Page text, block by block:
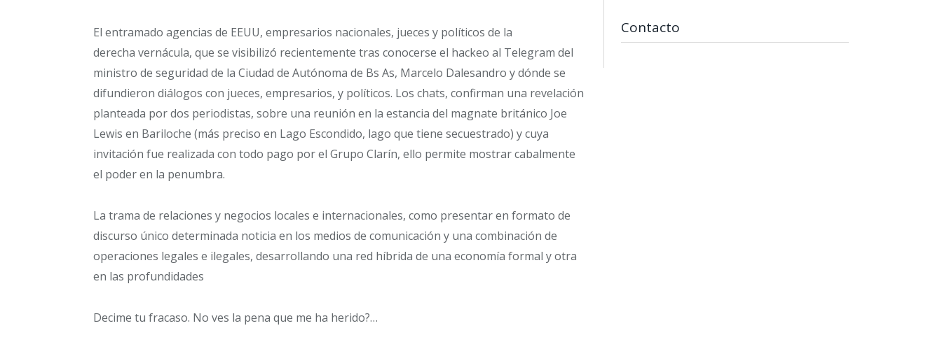
El entramado agencias de EEUU, empresarios nacionales, jueces y políticos de la
derecha vernácula, que se visibilizó recientemente tras conocerse el hackeo al Telegram del
ministro de seguridad de la Ciudad de Autónoma de Bs As, Marcelo Dalesandro y dónde se
difundieron diálogos con jueces, empresarios, y políticos. Los chats, confirman una revelación
planteada por dos periodistas, sobre una reunión en la estancia del magnate británico Joe
Lewis en Bariloche (más preciso en Lago Escondido, lago que tiene secuestrado) y cuya
invitación fue realizada con todo pago por el Grupo Clarín, ello permite mostrar cabalmente
el poder en la penumbra.
La trama de relaciones y negocios locales e internacionales, como presentar en formato de
discurso único determinada noticia en los medios de comunicación y una combinación de
operaciones legales e ilegales, desarrollando una red híbrida de una economía formal y otra
en las profundidades
Decime tu fracaso. No ves la pena que me ha herido?…
Contacto